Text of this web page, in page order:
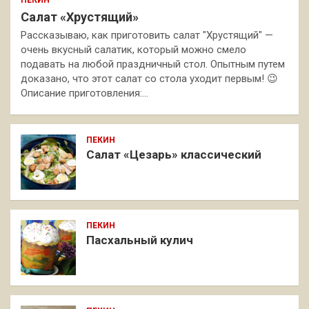
Салат «Хрустящий»
Рассказываю, как приготовить салат "Хрустящий" —
очень вкусный салатик, который можно смело
подавать на любой праздничный стол. Опытным путем
доказано, что этот салат со стола уходит первым! 😉
Описание приготовления:…
ПЕКИН
Салат «Цезарь» классический
ПЕКИН
Пасхальный кулич